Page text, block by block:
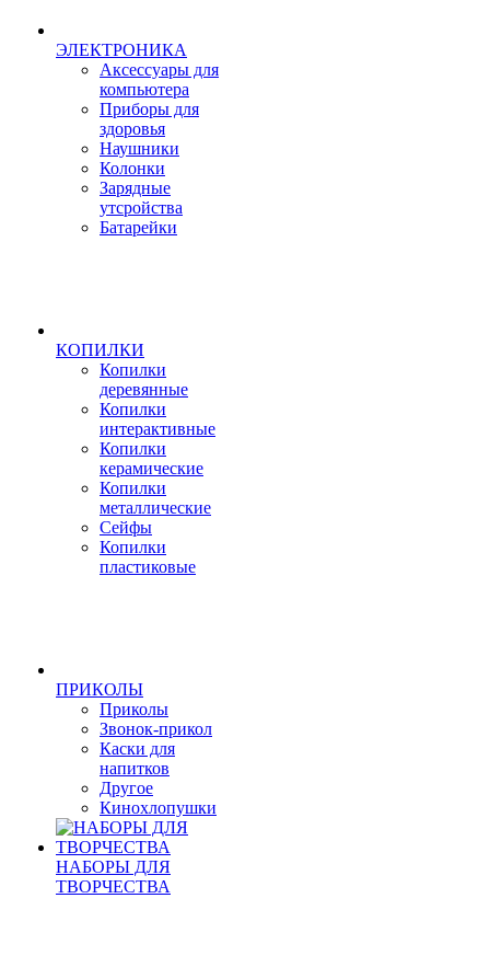
ЭЛЕКТРОНИКА
Аксессуары для
компьютера
Приборы для
здоровья
Наушники
Колонки
Зарядные
утсройства
Батарейки
КОПИЛКИ
Копилки
деревянные
Копилки
интерактивные
Копилки
керамические
Копилки
металлические
Сейфы
Копилки
пластиковые
ПРИКОЛЫ
Приколы
Звонок-прикол
Каски для
напитков
Другое
Кинохлопушки
НАБОРЫ ДЛЯ
ТВОРЧЕСТВА